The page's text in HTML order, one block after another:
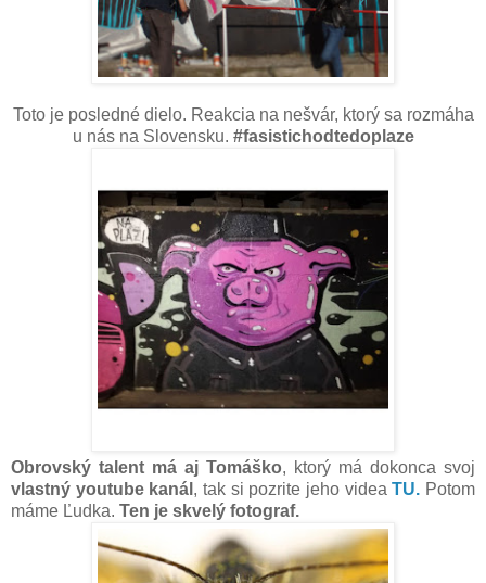
Toto je posledné dielo. Reakcia na nešvár, ktorý sa rozmáha
u nás na Slovensku. #fasistichodtedoplaze
Obrovský talent má aj Tomáško, ktorý má dokonca svoj
vlastný youtube kanál , tak si pozrite jeho videaTU. Potom
máme Ľudka. Ten je skvelý fotograf.